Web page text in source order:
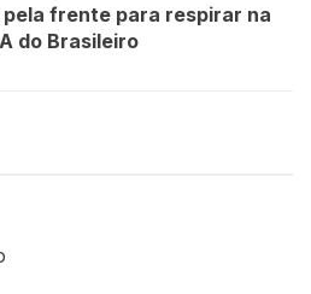
frente para respirar na
do Brasileiro